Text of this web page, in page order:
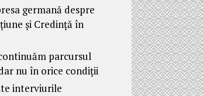
germană despre
și Credință în
parcursul
nu în orice condiții
interviurile